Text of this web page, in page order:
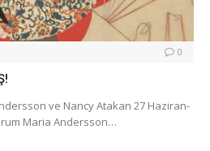
0
ve Nancy Atakan 27 Haziran-
Maria Andersson…